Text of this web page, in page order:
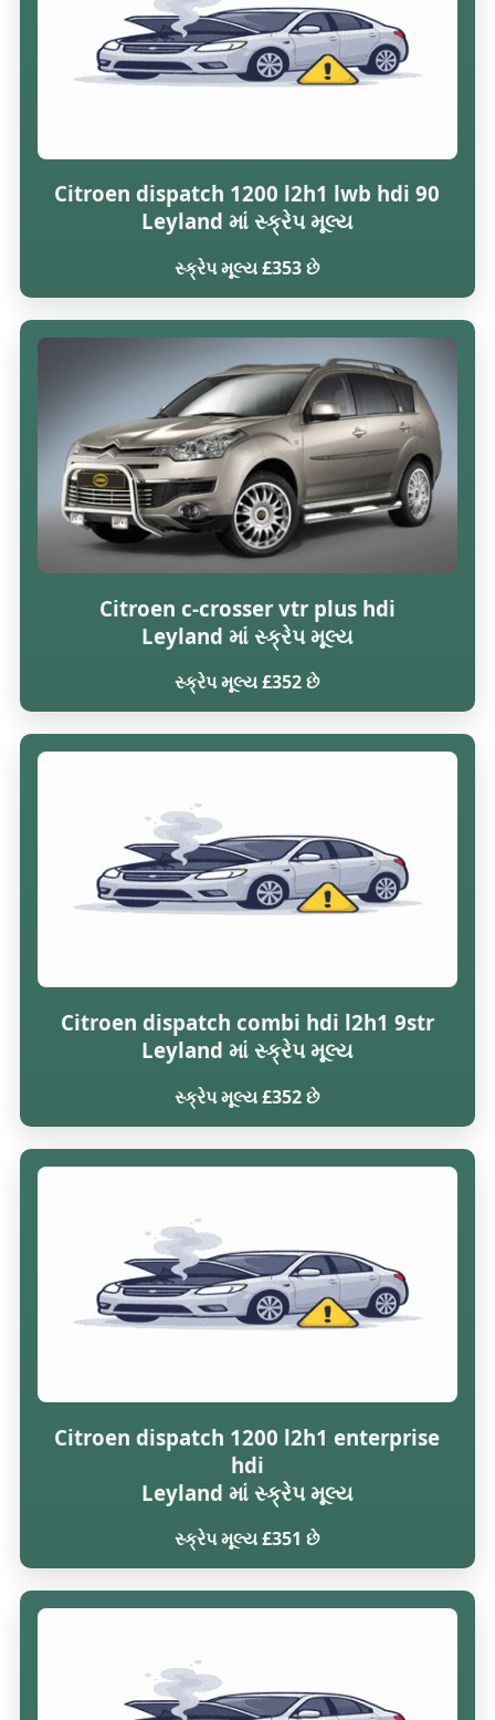
Citroen dispatch 1200 l2h1 lwb hdi 90
Leyland માં સ્ક્રેપ મૂલ્ય
સ્ક્રેપ મૂલ્ય £353 છે
Citroen c-crosser vtr plus hdi
Leyland માં સ્ક્રેપ મૂલ્ય
સ્ક્રેપ મૂલ્ય £352 છે
Citroen dispatch combi hdi l2h1 9str
Leyland માં સ્ક્રેપ મૂલ્ય
સ્ક્રેપ મૂલ્ય £352 છે
Citroen dispatch 1200 l2h1 enterprise
hdi
Leyland માં સ્ક્રેપ મૂલ્ય
સ્ક્રેપ મૂલ્ય £351 છે